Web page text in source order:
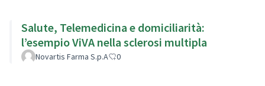
Salute, Telemedicina e domiciliarità:
l’esempio ViVA nella sclerosi multipla
Novartis Farma S.p.A 0